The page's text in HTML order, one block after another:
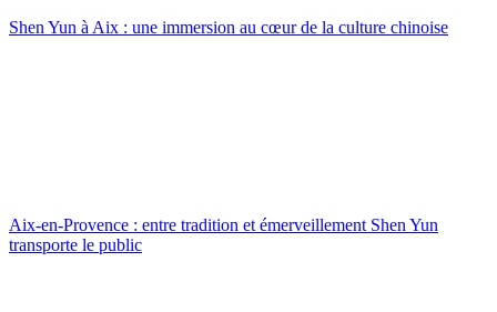
Shen Yun à Aix : une immersion au cœur de la culture chinoise
Aix-en-Provence : entre tradition et émerveillement Shen Yun
transporte le public